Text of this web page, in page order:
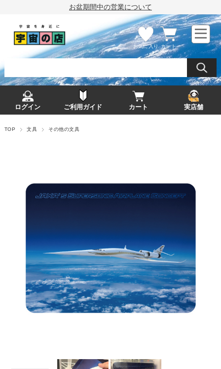
お盆期間中の営業について
お気に入り カート
ログイン ご利用ガイド カート 実店舗
TOP 文具 その他の文具